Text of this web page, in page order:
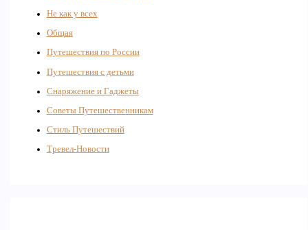
Не как у всех
Общая
Путешествия по России
Путешествия с детьми
Снаряжение и Гаджеты
Советы Путешественникам
Стиль Путешествий
Тревел-Новости